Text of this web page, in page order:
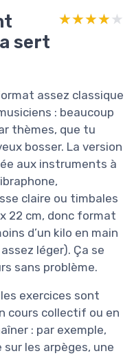
sert
★★★★★
★★★★★
assez classique
: beaucoup
thèmes, que tu
bosser. La version
aux instruments à
claire ou timbales
22 cm, donc format
d’un kilo en main
léger). Ça se
sans problème.
les exercices sont
cours collectif ou en
: par exemple,
sur les arpèges, une